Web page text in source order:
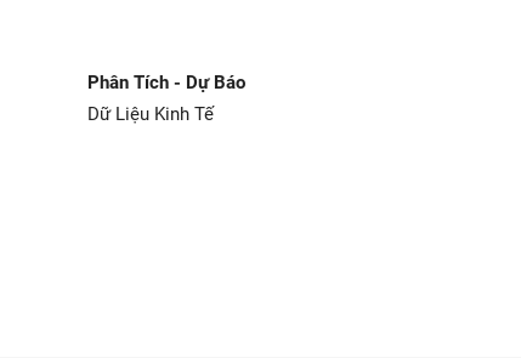
Phân Tích - Dự Báo
Dữ Liệu Kinh Tế